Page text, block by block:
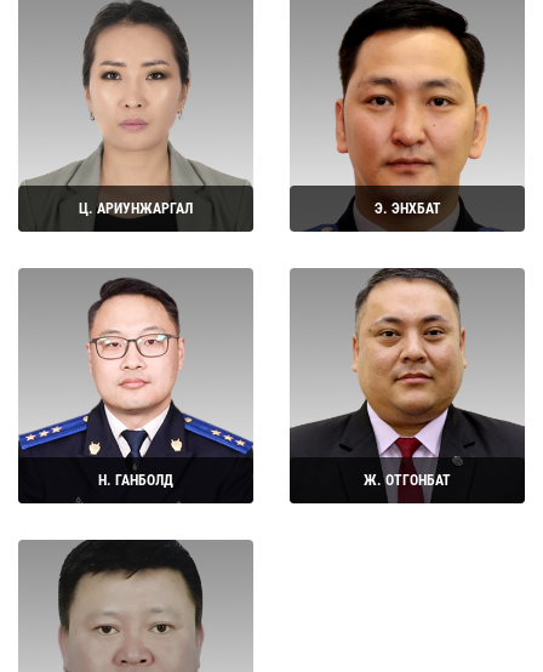
Дэлгэрэнгүй
Ц. АРИУНЖАРГАЛ
Дэлгэрэнгүй
Э. ЭНХБАТ
Дэлгэрэнгүй
Н. ГАНБОЛД
Дэлгэрэнгүй
Ж. ОТГОНБАТ